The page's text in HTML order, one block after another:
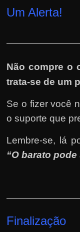
Um Alerta!
Não compre o
trata-se de um
Se o fizer você
o suporte que
Lembre-se, lá
“O barato
Finalização